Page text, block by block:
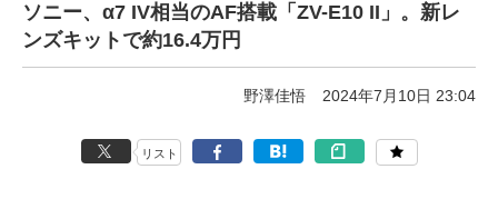
ソニー、α7 IV相当のAF搭載「ZV-E10 II」。新レ
ンズキットで約16.4万円
野澤佳悟 2024年7月10日 23:04
リスト